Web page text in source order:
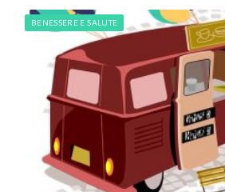
BENESSERE E SALUTE